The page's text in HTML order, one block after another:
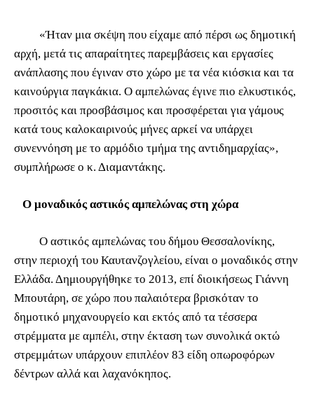
«Ήταν μια σκέψη που είχαμε από πέρσι ως δημοτική
αρχή, μετά τις απαραίτητες παρεμβάσεις και εργασίες
ανάπλασης που έγιναν στο χώρο με τα νέα κιόσκια και τα
καινούργια παγκάκια. Ο αμπελώνας έγινε πιο ελκυστικός,
προσιτός και προσβάσιμος και προσφέρεται για γάμους
κατά τους καλοκαιρινούς μήνες αρκεί να υπάρχει
συνεννόηση με το αρμόδιο τμήμα της αντιδημαρχίας»,
συμπλήρωσε ο κ. Διαμαντάκης.
Ο μοναδικός αστικός αμπελώνας στη χώρα
Ο αστικός αμπελώνας του δήμου Θεσσαλονίκης,
στην περιοχή του Καυτανζογλείου, είναι ο μοναδικός στην
Ελλάδα. Δημιουργήθηκε το 2013, επί διοικήσεως Γιάννη
Μπουτάρη, σε χώρο που παλαιότερα βρισκόταν το
δημοτικό μηχανουργείο και εκτός από τα τέσσερα
στρέμματα με αμπέλι, στην έκταση των συνολικά οκτώ
στρεμμάτων υπάρχουν επιπλέον 83 είδη οπωροφόρων
δέντρων αλλά και λαχανόκηπος.